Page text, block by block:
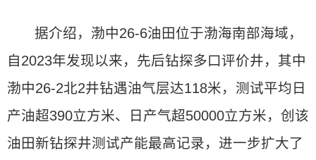
据介绍，渤中26-6油田位于渤海南部海域，
自2023年发现以来，先后钻探多口评价井，其中
渤中26-2北2井钻遇油气层达118米，测试平均日
产油超390立方米、日产气超50000立方米，创该
油田新钻探井测试产能最高记录，进一步扩大了